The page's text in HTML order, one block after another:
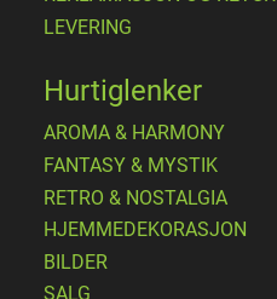
LEVERING
Hurtiglenker
AROMA & HARMONY
FANTASY & MYSTIK
RETRO & NOSTALGIA
HJEMMEDEKORASJON
BILDER
SALG